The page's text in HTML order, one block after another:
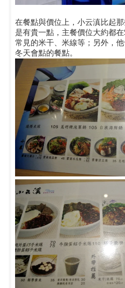
在餐點與價位上，小云滇比起
是有貴一點，主餐價位大約都
常見的米干、米線等；另外，
冬天會點的餐點。